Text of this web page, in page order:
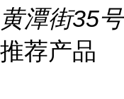
黄潭街35号
推荐产品